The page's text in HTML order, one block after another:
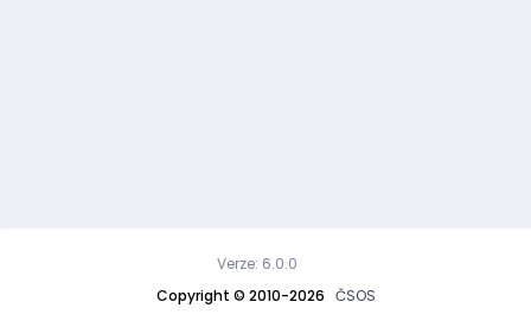
Copyright © 2010-2026 ČSOS
Verze: 6.0.0